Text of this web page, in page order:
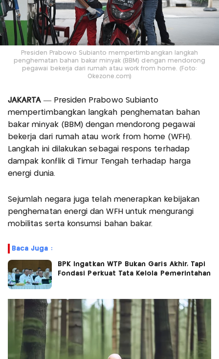
Presiden Prabowo Subianto mempertimbangkan langkah
penghematan bahan bakar minyak (BBM) dengan mendorong
pegawai bekerja dari rumah atau work from home. (Foto:
Okezone.com)
JAKARTA— Presiden Prabowo Subianto
mempertimbangkan langkah penghematan bahan
bakar minyak (BBM) dengan mendorong pegawai
bekerja dari rumah atau work from home (WFH).
Langkah ini dilakukan sebagai respons terhadap
dampak konflik di Timur Tengah terhadap harga
energi dunia.
Sejumlah negara juga telah menerapkan kebijakan
penghematan energi dan WFH untuk mengurangi
mobilitas serta konsumsi bahan bakar.
Baca Juga :
BPK Ingatkan WTP Bukan Garis Akhir, Tapi
Fondasi Perkuat Tata Kelola Pemerintahan